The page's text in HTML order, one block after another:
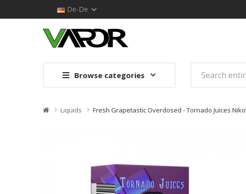
De-De
Browse categories
Liquids Fresh Grapetastic Overdosed - Tornado Juices